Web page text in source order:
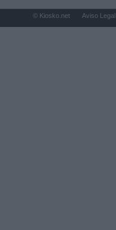
© Kiosko.net Aviso Legal